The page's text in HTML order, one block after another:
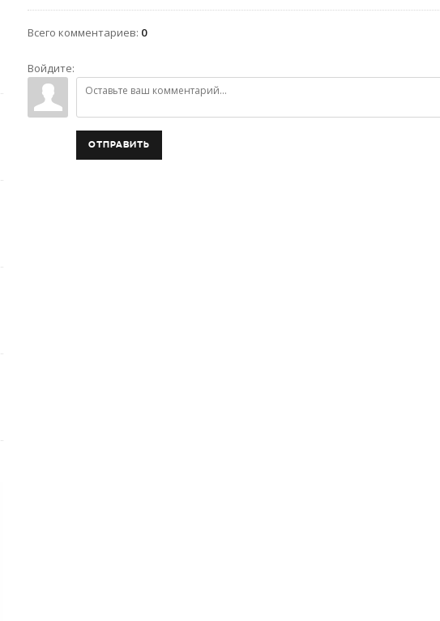
Всего комментариев: 0
Войдите:
ОТПРАВИТЬ